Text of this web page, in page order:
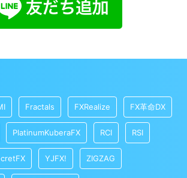
Fractals FXRealize FX革命DX
PlatinumKuberaFX RCI RSI
YJFX! ZIGZAG